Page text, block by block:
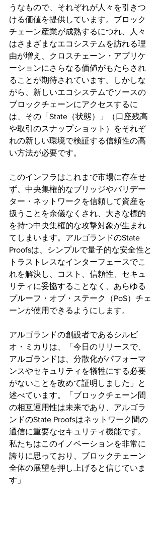
うなもので、それぞれが人々を引きつ
ける価値を提供しています。ブロック
チェーン産業が成熟するにつれ、人々
はさまざまなエコシステムを訪れる理
由が増え、クロスチェーン・アプリケ
ーションにさらなる価値がもたらされ
ることが期待されています。しかしな
がら、新しいエコシステムでソースの
ブロックチェーンにアクセスするに
は、その「State（状態）」（口座残高
や取引のスナップショット）をそれぞ
れの新しい環境で検証する信頼性の高
い方法が必要です。
このインフラはこれまで市場に存在せ
ず、中央集権的なブリッジやバリデー
ター・ネットワークを信頼して資産を
扱うことを余儀なくされ、大きな標的
を持つ中央集権的な攻撃対象が生まれ
てしまいます。アルゴランドのState
Proofsは、シンプルで量子的な安全性と
トラストレスなインターフェースでこ
れを解決し、コスト、信頼性、セキュ
リティに妥協することなく、あらゆる
プルーフ・オブ・ステーク（PoS）チェ
ーンが使用できるようにします。
アルゴランドの創設者であるシルビ
オ・ミカリは、「今日のリリースで、
アルゴランドは、分散化がパフォーマ
ンスやセキュリティを犠牲にする必要
がないことを改めて証明しました」と
述べています。「ブロックチェーン間
の相互運用性は未来であり、アルゴラ
ンドのState Proofsはネットワーク間の
通信に重要なセキュリティ機能です。
私たちはこのイノベーションを非常に
誇りに思っており、ブロックチェーン
全体の展望を押し上げると信じていま
す」